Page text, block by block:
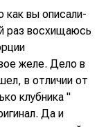
вы описали-
раз восхищаюсь
желе. Дело в
в отличии от
клубника "
Да и